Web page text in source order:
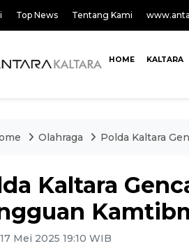
Top News Tentang Kami
HOME KALTARA
Olahraga Polda Kaltara
Kaltara
Mei 2025 19:10 WIB